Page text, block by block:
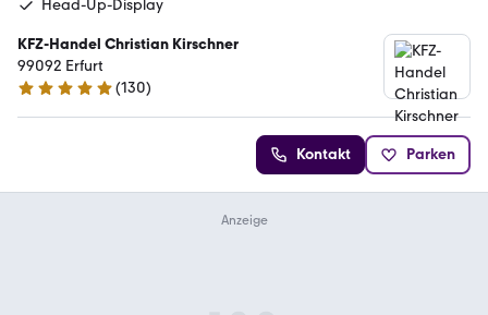
Head-Up-Display
KFZ-Handel Christian Kirschner
99092 Erfurt
5 Sterne
(130)
Kontakt Parken